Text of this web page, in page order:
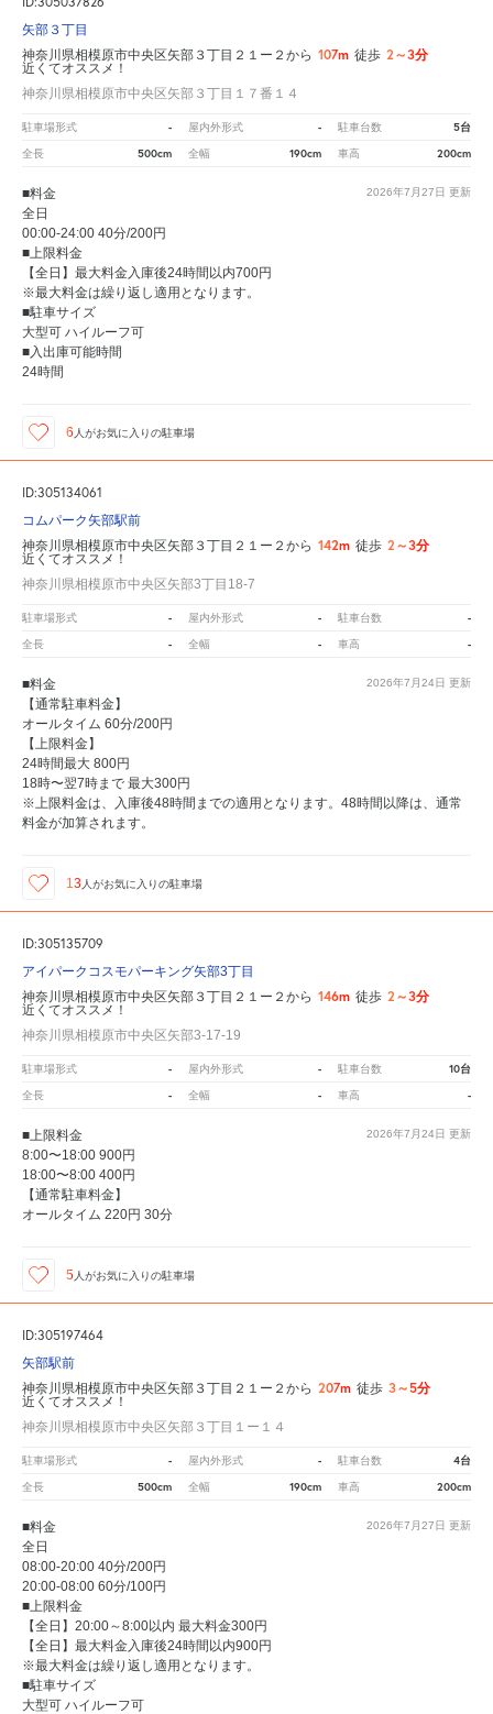
矢部３丁目
神奈川県相模原市中央区矢部３丁目２１ー２から 107m 徒歩 2～3分
近くてオススメ！
神奈川県相模原市中央区矢部３丁目１７番１４
駐車場形式 - 屋内外形式 - 駐車台数 5台
全長 500cm 全幅 190cm 車高 200cm
2026年7月27日 更新
■料金
全日
00:00-24:00 40分/200円
■上限料金
【全日】最大料金入庫後24時間以内700円
※最大料金は繰り返し適用となります。
■駐車サイズ
大型可 ハイルーフ可
■入出庫可能時間
24時間
6 人がお気に入りの駐車場
ID:305134061
コムパーク矢部駅前
神奈川県相模原市中央区矢部３丁目２１ー２から 142m 徒歩 2～3分
近くてオススメ！
神奈川県相模原市中央区矢部3丁目18-7
駐車場形式 - 屋内外形式 - 駐車台数 -
全長 - 全幅 - 車高 -
2026年7月24日 更新
■料金
【通常駐車料金】
オールタイム 60分/200円
【上限料金】
24時間最大 800円
18時〜翌7時まで 最大300円
※上限料金は、入庫後48時間までの適用となります。48時間以降は、通常
料金が加算されます。
13 人がお気に入りの駐車場
ID:305135709
アイパークコスモパーキング矢部3丁目
神奈川県相模原市中央区矢部３丁目２１ー２から 146m 徒歩 2～3分
近くてオススメ！
神奈川県相模原市中央区矢部3-17-19
駐車場形式 - 屋内外形式 - 駐車台数 10台
全長 - 全幅 - 車高 -
2026年7月24日 更新
■上限料金
8:00〜18:00 900円
18:00〜8:00 400円
【通常駐車料金】
オールタイム 220円 30分
5 人がお気に入りの駐車場
ID:305197464
矢部駅前
神奈川県相模原市中央区矢部３丁目２１ー２から 207m 徒歩 3～5分
近くてオススメ！
神奈川県相模原市中央区矢部３丁目１ー１４
駐車場形式 - 屋内外形式 - 駐車台数 4台
全長 500cm 全幅 190cm 車高 200cm
2026年7月27日 更新
■料金
全日
08:00-20:00 40分/200円
20:00-08:00 60分/100円
■上限料金
【全日】20:00～8:00以内 最大料金300円
【全日】最大料金入庫後24時間以内900円
※最大料金は繰り返し適用となります。
■駐車サイズ
大型可 ハイルーフ可